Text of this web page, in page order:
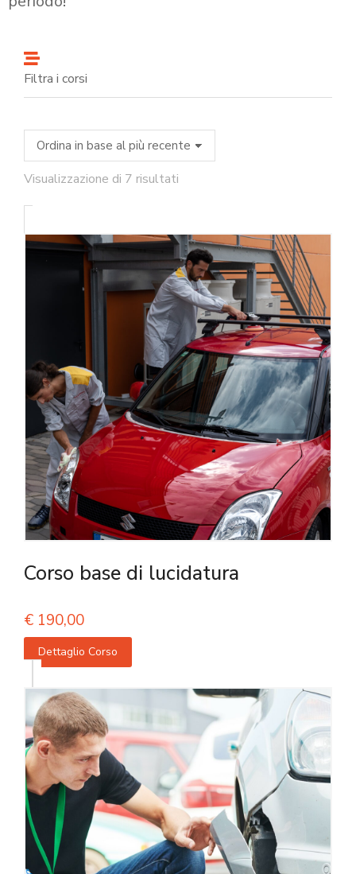
Filtra i corsi
Visualizzazione di 7 risultati
Corso base di lucidatura
€ 190,00
Dettaglio Corso